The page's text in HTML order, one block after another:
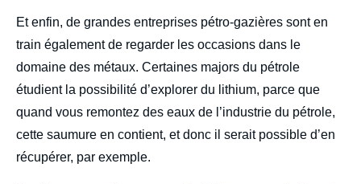
Et enfin, de grandes entreprises pétro-gazières sont en
train également de regarder les occasions dans le
domaine des métaux. Certaines majors du pétrole
étudient la possibilité d’explorer du lithium, parce que
quand vous remontez des eaux de l’industrie du pétrole,
cette saumure en contient, et donc il serait possible d’en
récupérer, par exemple.